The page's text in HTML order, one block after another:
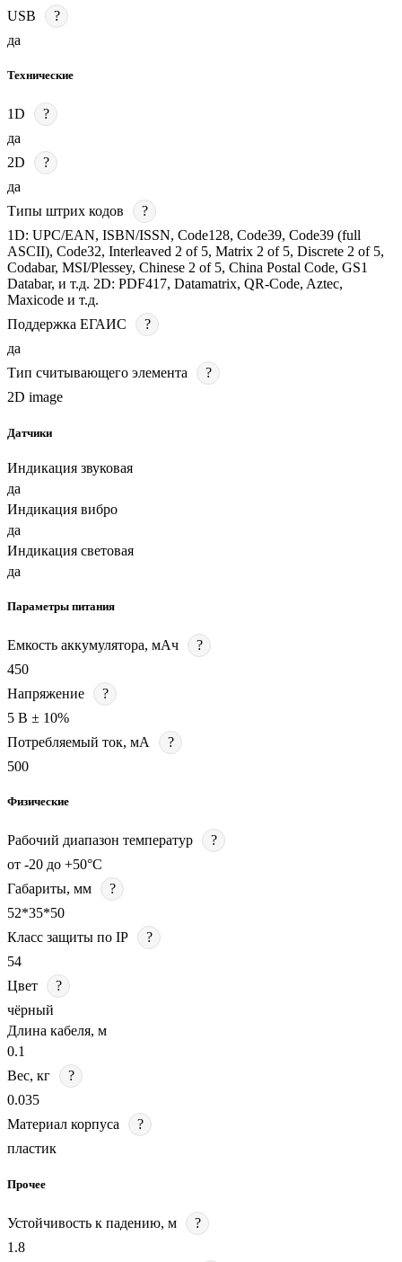
USB
?
да
Технические
1D
?
да
2D
?
да
Типы штрих кодов
?
1D: UPC/EAN, ISBN/ISSN, Code128, Code39, Code39 (full
ASCII), Code32, Interleaved 2 of 5, Matrix 2 of 5, Discrete 2 of 5,
Codabar, MSI/Plessey, Chinese 2 of 5, China Postal Code, GS1
Databar, и т.д. 2D: PDF417, Datamatrix, QR-Code, Aztec,
Maxicode и т.д.
Поддержка ЕГАИС
?
да
Тип считывающего элемента
?
2D image
Датчики
Индикация звуковая
да
Индикация вибро
да
Индикация световая
да
Параметры питания
Емкость аккумулятора, мАч
?
450
Напряжение
?
5 В ± 10%
Потребляемый ток, мА
?
500
Физические
Рабочий диапазон температур
?
от -20 до +50°С
Габариты, мм
?
52*35*50
Класс защиты по IP
?
54
Цвет
?
чёрный
Длина кабеля, м
0.1
Вес, кг
?
0.035
Материал корпуса
?
пластик
Прочее
Устойчивость к падению, м
?
1.8